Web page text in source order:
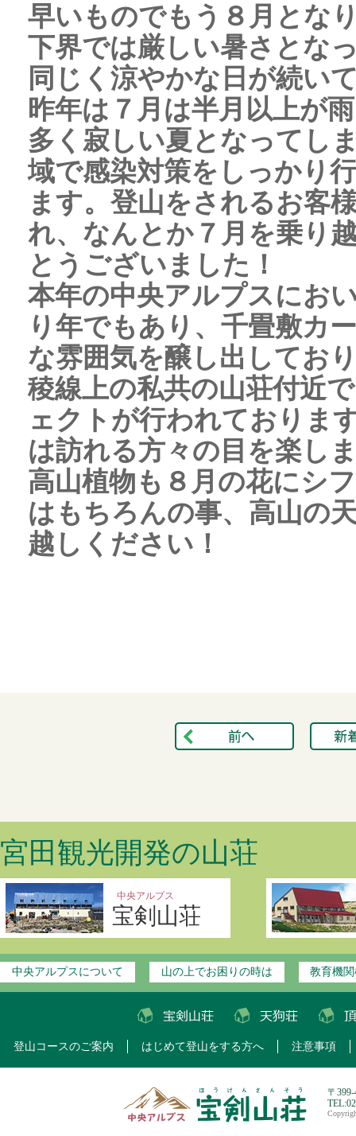
早いものでもう８月とな
下界では厳しい暑さとな
同じく涼やかな日が続い
昨年は７月は半月以上が
多く寂しい夏となってし
域で感染対策をしっかり
ます。登山をされるお客
れ、なんとか７月を乗り
とうございました！
本年の中央アルプスにお
り年でもあり、千畳敷カ
な雰囲気を醸し出してお
稜線上の私共の山荘付近
ェクトが行われておりま
は訪れる方々の目を楽し
高山植物も８月の花にシ
はもちろんの事、高山の
越しください！
宮田観光開発の山荘
中央アルプス
宝剣山荘
中央アルプスについて 山の上でお困りの時は 教育機
登山コースのご案内 はじめて登山をする方へ 注意事項
〒